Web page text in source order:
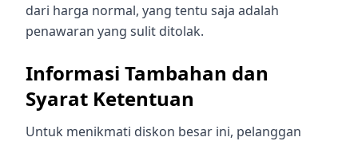
dari harga normal, yang tentu saja adalah
penawaran yang sulit ditolak.
Informasi Tambahan dan
Syarat Ketentuan
Untuk menikmati diskon besar ini, pelanggan